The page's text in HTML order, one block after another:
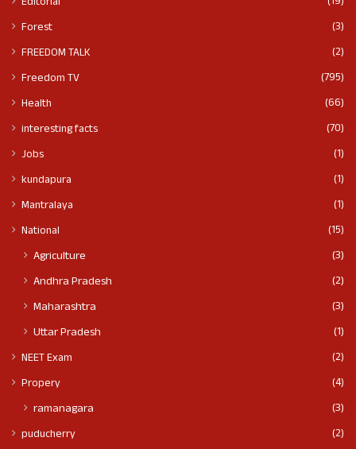
Forest
(3)
FREEDOM TALK
(2)
Freedom TV
(795)
Health
(66)
interesting facts
(70)
Jobs
(1)
kundapura
(1)
Mantralaya
(1)
National
(15)
Agriculture
(3)
Andhra Pradesh
(2)
Maharashtra
(3)
Uttar Pradesh
(1)
NEET Exam
(2)
Propery
(4)
ramanagara (3)
puducherry
(2)